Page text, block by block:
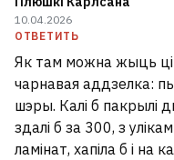
10.04.2026
ОТВЕТИТЬ
Як там можна жыць ці
чарнавая аддзелка:
шэры. Калі б пакрылі
здалі б за 300, з
ламінат, хапіла б і на